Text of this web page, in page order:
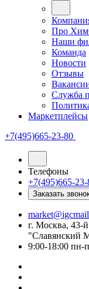
Про
Наши
Команда
Новости
Отзывы
Служба
Маркетплейсы
+7(495)665-23-80
Телефоны
+7(495)665-23-
Заказать
г. Москва,
"Славянский
9:00-18:00 пн-